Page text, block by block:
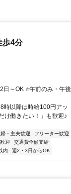
歩4分
～OK ⭐午前のみ・午後
は時給100円アッ
け働きたい！」も歓迎♪
婦・主夫歓迎
フリーター歓迎
迎
交通費全額支給
内 週2・3日からOK